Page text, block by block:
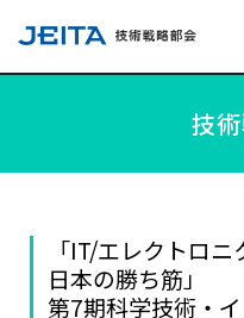
技
「IT/エレクトロ
日本の勝ち筋」
第7期科学技術・